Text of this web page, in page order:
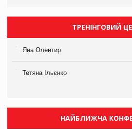
ТРЕНІНГОВИЙ
Яна Олентир
Тетяна Ільєнко
НАЙБЛИЖЧА